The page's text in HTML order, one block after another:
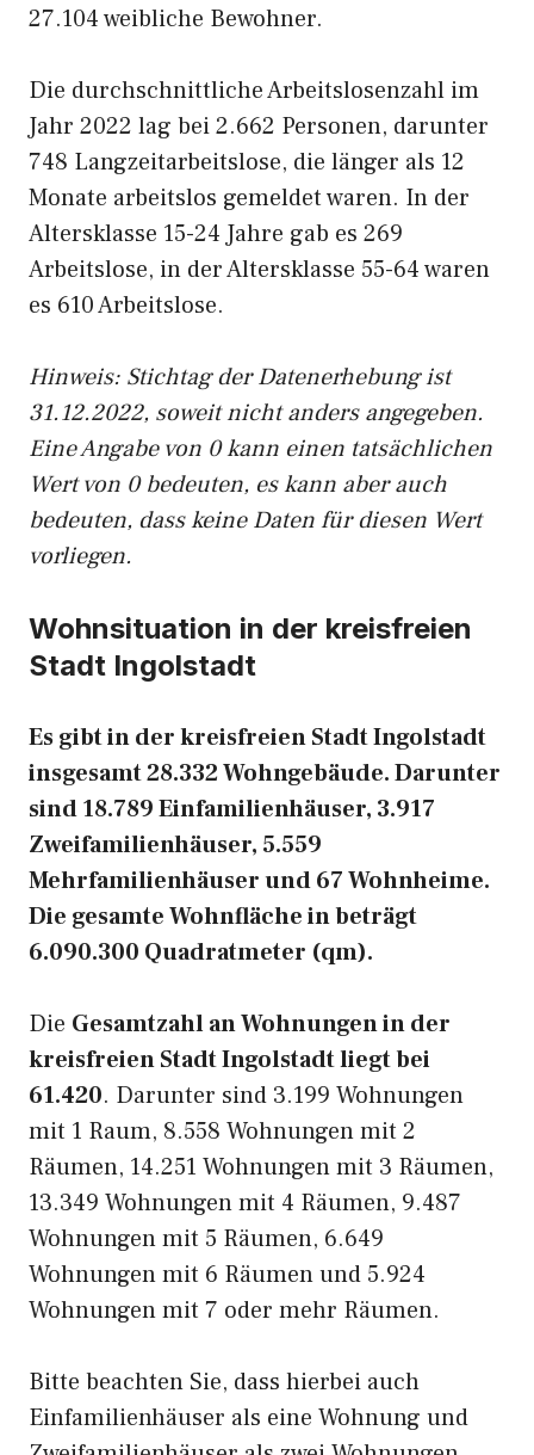
27.104 weibliche Bewohner.
Die durchschnittliche Arbeitslosenzahl im
Jahr 2022 lag bei 2.662 Personen, darunter
748 Langzeitarbeitslose, die länger als 12
Monate arbeitslos gemeldet waren. In der
Altersklasse 15-24 Jahre gab es 269
Arbeitslose, in der Altersklasse 55-64 waren
es 610 Arbeitslose.
Hinweis: Stichtag der Datenerhebung ist
31.12.2022, soweit nicht anders angegeben.
Eine Angabe von 0 kann einen tatsächlichen
Wert von 0 bedeuten, es kann aber auch
bedeuten, dass keine Daten für diesen Wert
vorliegen.
Wohnsituation in der kreisfreien
Stadt Ingolstadt
Es gibt in der kreisfreien Stadt Ingolstadt
insgesamt 28.332 Wohngebäude. Darunter
sind 18.789 Einfamilienhäuser, 3.917
Zweifamilienhäuser, 5.559
Mehrfamilienhäuser und 67 Wohnheime.
Die gesamte Wohnfläche in beträgt
6.090.300 Quadratmeter (qm).
Die Gesamtzahl an Wohnungen in der
kreisfreien Stadt Ingolstadt liegt bei
61.420. Darunter sind 3.199 Wohnungen
mit 1 Raum, 8.558 Wohnungen mit 2
Räumen, 14.251 Wohnungen mit 3 Räumen,
13.349 Wohnungen mit 4 Räumen, 9.487
Wohnungen mit 5 Räumen, 6.649
Wohnungen mit 6 Räumen und 5.924
Wohnungen mit 7 oder mehr Räumen.
Bitte beachten Sie, dass hierbei auch
Einfamilienhäuser als eine Wohnung und